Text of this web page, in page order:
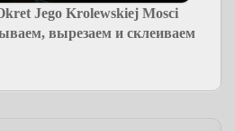
Jego Krolewskiej Mosci
вырезаем и склеиваем